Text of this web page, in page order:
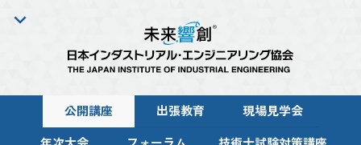
公開講座 出張教育 現場見学会